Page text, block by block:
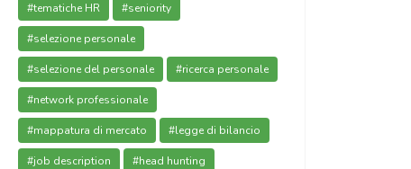
#tematiche HR #seniority
#selezione personale
#selezione del personale #ricerca personale
#network professionale
#mappatura di mercato #legge di bilancio
#job description #head hunting